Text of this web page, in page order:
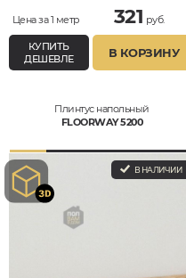
Цена за 1 метр 321 руб.
КУПИТЬ
ДЕШЕВЛЕ
В КОРЗИНУ
Плинтус напольный
FLOORWAY 5200
В НАЛИЧИИ